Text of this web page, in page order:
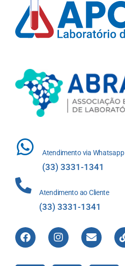
Atendimento via Whatsapp
(33) 3331-1341
Atendimento ao Cliente
(33) 3331-1341